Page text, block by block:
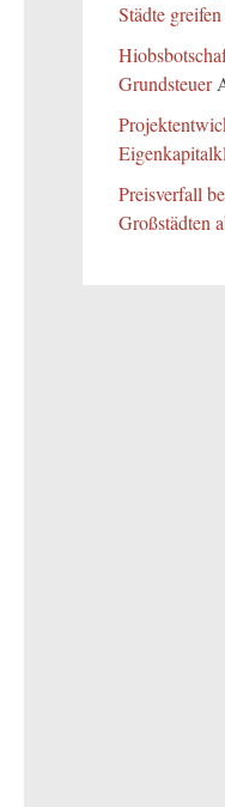
Städte
Grundsteuer
Preisverfall
Großstädten